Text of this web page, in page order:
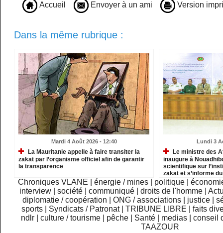
Accueil Envoyer à un ami Version
Dans la même rubrique :
Mardi 4 Août 2026 - 12:40
La Mauritanie appelle à faire transiter la
zakat par l’organisme officiel afin de garantir
la transparence
Lundi 3
Le ministre des
inaugure à
scientifique sur
zakat et s’informe
institutions relevant
Chroniques VLANE énergie / mines politique
interview
|société |communiqué |droits de l'homme |
diplomatie / coopération
ONG / associations justice
sports
Syndicats / Patronat TRIBUNE LIBRE
faits
ndlr
|culture / tourisme pêche Santé medias |conseil
TAAZOUR